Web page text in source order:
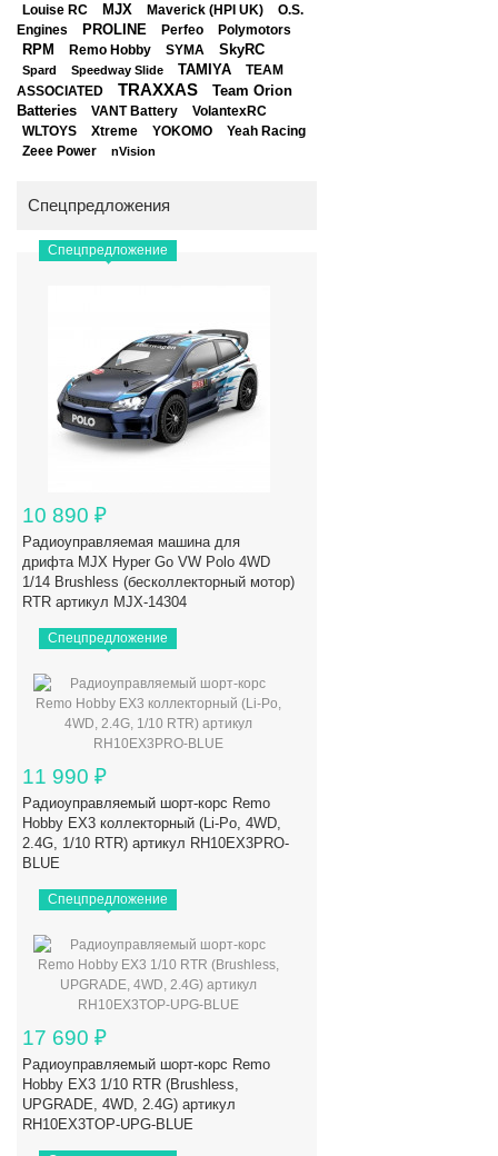
Louise RC
MJX Maverick (HPI UK)
O.S.
Engines
PROLINE Perfeo Polymotors
RPM Remo Hobby SYMA SkyRC
Spard Speedway Slide TAMIYA
TEAM
ASSOCIATED
TRAXXAS
Team Orion
Batteries
VANT Battery VolantexRC
WLTOYS Xtreme YOKOMO Yeah Racing
Zeee Power nVision
Спецпредложения
Спецпредложение
10 890 ₽
Радиоуправляемая машина для
дрифта MJX Hyper Go VW Polo 4WD
1/14 Brushless (бесколлекторный мотор)
RTR артикул MJX-14304
Спецпредложение
11 990 ₽
Радиоуправляемый шорт-корс Remo
Hobby EX3 коллекторный (Li-Po, 4WD,
2.4G, 1/10 RTR) артикул RH10EX3PRO-
BLUE
Спецпредложение
17 690 ₽
Радиоуправляемый шорт-корс Remo
Hobby EX3 1/10 RTR (Brushless,
UPGRADE, 4WD, 2.4G) артикул
RH10EX3TOP-UPG-BLUE